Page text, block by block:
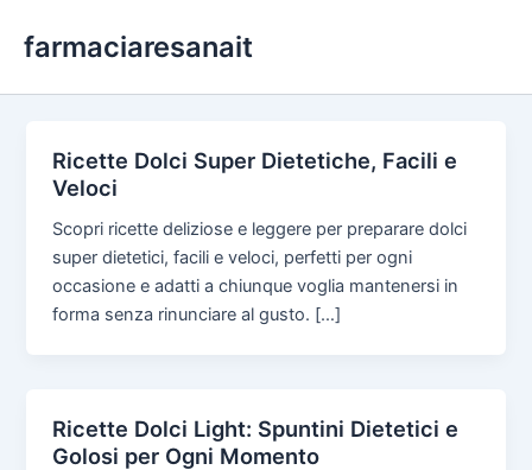
farmaciaresanait
Ricette Dolci Super Dietetiche, Facili e
Veloci
Scopri ricette deliziose e leggere per preparare dolci
super dietetici, facili e veloci, perfetti per ogni
occasione e adatti a chiunque voglia mantenersi in
forma senza rinunciare al gusto. […]
Ricette Dolci Light: Spuntini Dietetici e
Golosi per Ogni Momento